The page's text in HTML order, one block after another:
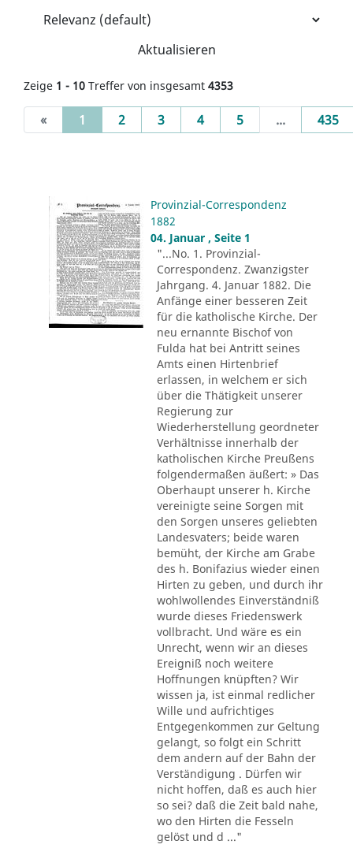
Aktualisieren
Zeige 1 - 10 Treffer von insgesamt 4353
« 1 (current)
2 3 4 5 ... 435
Provinzial-Correspondenz
1882
04. Januar , Seite 1
"...No. 1. Provinzial-
Correspondenz. Zwanzigster
Jahrgang. 4. Januar 1882. Die
Anfänge einer besseren Zeit
für die katholische Kirche. Der
neu ernannte Bischof von
Fulda hat bei Antritt seines
Amts einen Hirtenbrief
erlassen, in welchem er sich
über die Thätigkeit unserer
Regierung zur
Wiederherstellung geordneter
Verhältnisse innerhalb der
katholischen Kirche Preußens
folgendermaßen äußert: » Das
Oberhaupt unserer h. Kirche
vereinigte seine Sorgen mit
den Sorgen unseres geliebten
Landesvaters; beide waren
bemüht, der Kirche am Grabe
des h. Bonifazius wieder einen
Hirten zu geben, und durch ihr
wohlwollendes Einverständniß
wurde dieses Friedenswerk
vollbracht. Und wäre es ein
Unrecht, wenn wir an dieses
Ereigniß noch weitere
Hoffnungen knüpften? Wir
wissen ja, ist einmal redlicher
Wille und aufrichtiges
Entgegenkommen zur Geltung
gelangt, so folgt ein Schritt
dem andern auf der Bahn der
Verständigung . Dürfen wir
nicht hoffen, daß es auch hier
so sei? daß die Zeit bald nahe,
wo den Hirten die Fesseln
gelöst und d ..."